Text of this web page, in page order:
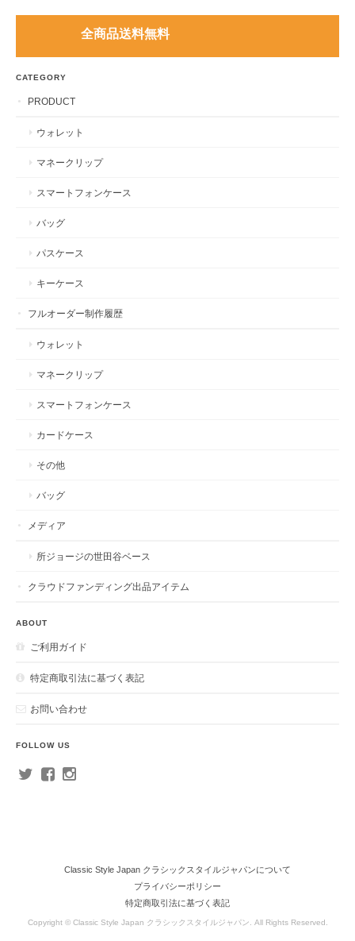
全商品送料無料
CATEGORY
PRODUCT
ウォレット
マネークリップ
スマートフォンケース
バッグ
パスケース
キーケース
フルオーダー制作履歴
ウォレット
マネークリップ
スマートフォンケース
カードケース
その他
バッグ
メディア
所ジョージの世田谷ベース
クラウドファンディング出品アイテム
ABOUT
ご利用ガイド
特定商取引法に基づく表記
お問い合わせ
FOLLOW US
Classic Style Japan クラシックスタイルジャパンについて
プライバシーポリシー
特定商取引法に基づく表記
Copyright © Classic Style Japan クラシックスタイルジャパン. All Rights Reserved.